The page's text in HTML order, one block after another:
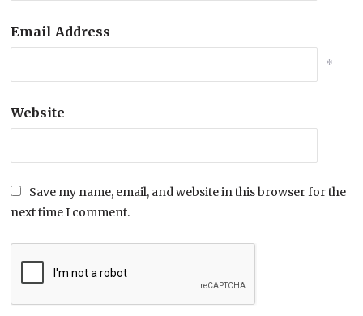
Email Address
*
Website
Save my name, email, and website in this browser for the
next time I comment.